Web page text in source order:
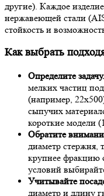
другие). Каждое
нержавеющей стали
стойкость и
Как выбрать
Определите задачу.
мелких частиц
(например,
сыпучих
короткие модели
Обратите
диаметр стержня,
крупнее фракцию
условий
Учитывайте
диаметр и длину